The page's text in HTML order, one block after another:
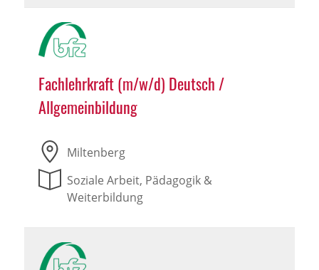
Fachlehrkraft (m/w/d) Deutsch /
Allgemeinbildung
Miltenberg
Soziale Arbeit, Pädagogik &
Weiterbildung